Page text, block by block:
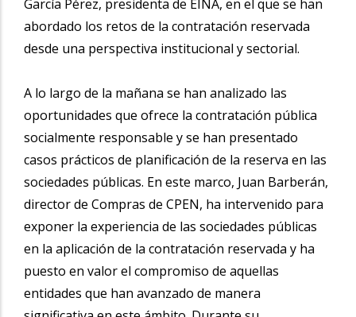
García Pérez, presidenta de EINA, en el que se han
abordado los retos de la contratación reservada
desde una perspectiva institucional y sectorial.
A lo largo de la mañana se han analizado las
oportunidades que ofrece la contratación pública
socialmente responsable y se han presentado
casos prácticos de planificación de la reserva en las
sociedades públicas. En este marco, Juan Barberán,
director de Compras de CPEN, ha intervenido para
exponer la experiencia de las sociedades públicas
en la aplicación de la contratación reservada y ha
puesto en valor el compromiso de aquellas
entidades que han avanzado de manera